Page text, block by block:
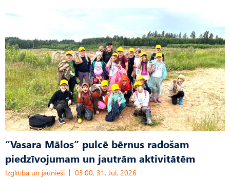
“Vasara Mālos” pulcē bērnus radošam
piedzīvojumam un jautrām aktivitātēm
Izglītība un jaunieši 03:00, 31. Jūl, 2026